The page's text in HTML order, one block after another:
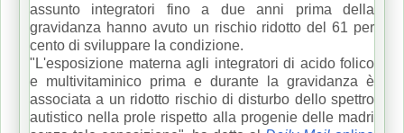
assunto integratori fino a due anni prima della
gravidanza hanno avuto un rischio ridotto del 61 per
cento di sviluppare la condizione.
"L'esposizione materna agli integratori di acido folico
e multivitaminico prima e durante la gravidanza è
associata a un ridotto rischio di disturbo dello spettro
autistico nella prole rispetto alla progenie delle madri